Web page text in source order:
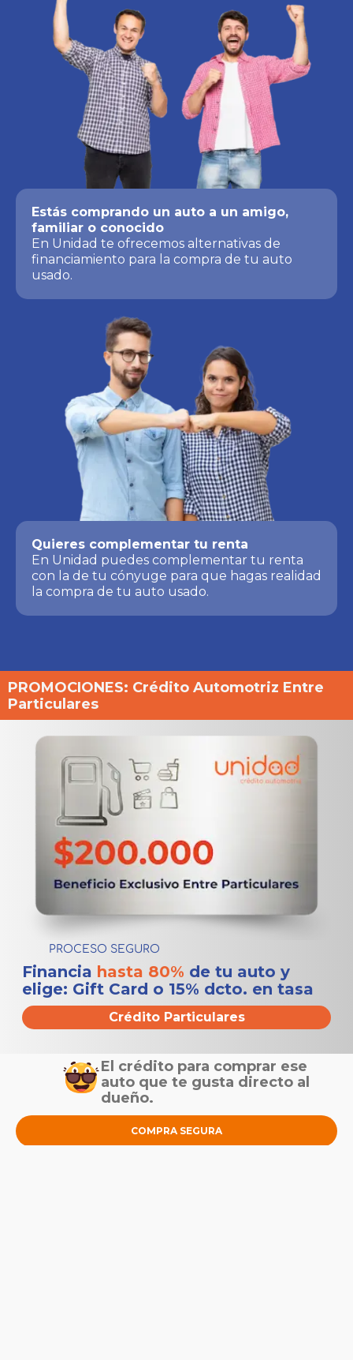
Estás comprando un auto a un amigo,
familiar o conocido
En Unidad te ofrecemos alternativas de
financiamiento para la compra de tu auto
usado.
Quieres complementar tu renta
En Unidad puedes complementar tu renta
con la de tu cónyuge para que hagas realidad
la compra de tu auto usado.
PROMOCIONES: Crédito Automotriz Entre
Particulares
PROCESO SEGURO
Financia hasta 80% de tu auto y
elige: Gift Card o 15% dcto. en tasa
Crédito Particulares
El crédito para comprar ese
auto que te gusta directo al
dueño.
COMPRA SEGURA